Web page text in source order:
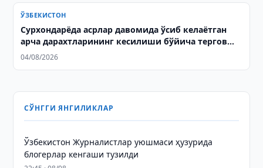
ЎЗБЕКИСТОН
Сурхондарёда асрлар давомида ўсиб келаётган
арча дарахтларининг кесилиши бўйича тергов
олиб борилмоқда
04/08/2026
СЎНГГИ ЯНГИЛИКЛАР
Ўзбекистон Журналистлар уюшмаси ҳузурида
блогерлар кенгаши тузилди